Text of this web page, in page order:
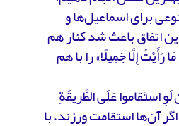
برای اسماعیل‌ها و
اتفاق باعث شد کنار هم
إِلَّا جَمِیلًا» را با هم
استَقاموا عَلَی الطَّریقَةِ
آن‌ها استقامت ورزند، با